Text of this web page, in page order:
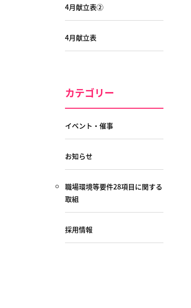
4月献立表②
4月献立表
カテゴリー
イベント・催事
お知らせ
職場環境等要件28項目に関する
取組
採用情報